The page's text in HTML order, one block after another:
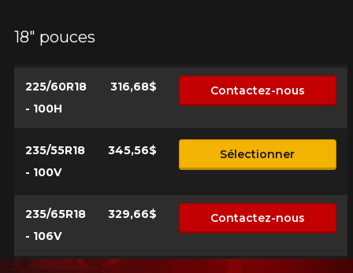
18" pouces
225/60R18
- 100H
316,68$ Contactez-nous
235/55R18
- 100V
345,56$ Sélectionner
235/65R18
- 106V
329,66$ Contactez-nous